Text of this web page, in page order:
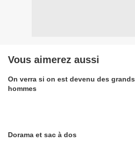
Vous aimerez aussi
On verra si on est devenu des grands
hommes
Dorama et sac à dos